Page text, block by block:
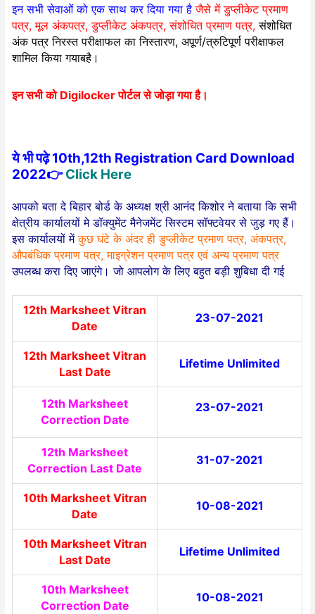
इन सभी सेवाओं को एक साथ कर दिया गया हैजैसे में डुप्लीकेट प्रमाण
पत्र, मूल अंकपत्र, डुप्लीकेट अंकपत्र, संशोधित प्रमाण पत्र, संशोधित
अंक पत्र निरस्त परीक्षाफल का निस्तारण, अपूर्ण/त्रुटिपूर्ण परीक्षाफल
शामिल किया गयाबहै।
इन सभी को Digilocker पोर्टल से जोड़ा गया है।
ये भी पढ़े 10th,12th Registration Card Download
2022👉Click Here
आपको बता दे बिहार बोर्ड के अध्यक्ष श्री आनंद किशोर ने बताया कि सभी
क्षेत्रीय कार्यालयों मे डॉक्युमेंट मैनेजमेंट सिस्टम सॉफ्टवेयर से जुड़ गए हैं।
इस कार्यालयों मेंकुछ घंटे के अंदर ही डुप्लीकेट प्रमाण पत्र, अंकपत्र,
औपबंधिक प्रमाण पत्र, माइग्रेशन प्रमाण पत्र एवं अन्य प्रमाण पत्र
उपलब्ध करा दिए जाएंगे। जो आपलोग के लिए बहुत बड़ी शुबिधा दी गई
12th Marksheet Vitran
Date
23-07-2021
12th Marksheet Vitran
Last Date
Lifetime Unlimited
12th Marksheet
Correction Date
23-07-2021
12th Marksheet
Correction Last Date
31-07-2021
10th Marksheet Vitran
Date
10-08-2021
10th Marksheet Vitran
Last Date
Lifetime Unlimited
10th Marksheet
Correction Date
10-08-2021